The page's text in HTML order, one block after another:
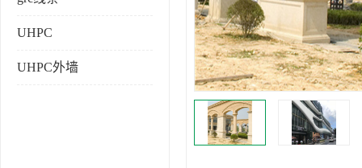
UHPC
UHPC外墙